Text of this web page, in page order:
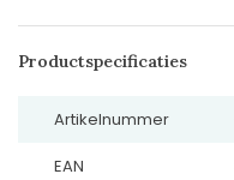
Productspecificaties
Artikelnummer
EAN